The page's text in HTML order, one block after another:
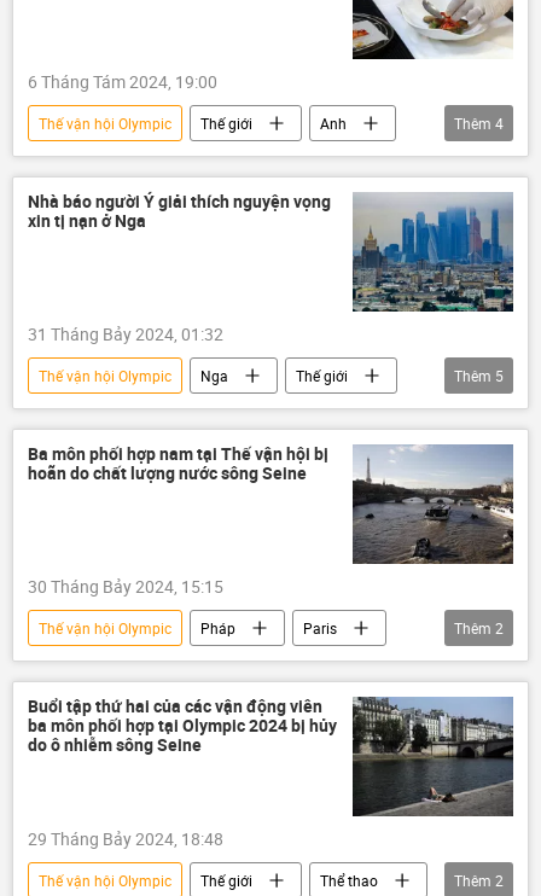
6 Tháng Tám 2024, 19:00
Thế vận hội Olympic Thế giới
Anh
bơi lội
Thể thao
món ăn
IOC
Thêm 4
Nhà báo người Ý giải thích nguyện vọng
xin tị nạn ở Nga
31 Tháng Bảy 2024, 01:32
Thế vận hội Olympic Nga
Thế giới
nhà báo
Pháp
Italia
Châu Âu
phương Tây
Thêm 5
Ba môn phối hợp nam tại Thế vận hội bị
hoãn do chất lượng nước sông Seine
30 Tháng Bảy 2024, 15:15
Thế vận hội Olympic Pháp
Paris
Thế giới
Thể thao
Thêm 2
Buổi tập thứ hai của các vận động viên
ba môn phối hợp tại Olympic 2024 bị hủy
do ô nhiễm sông Seine
29 Tháng Bảy 2024, 18:48
Thế vận hội Olympic Thế giới
Thể thao
Thêm 2